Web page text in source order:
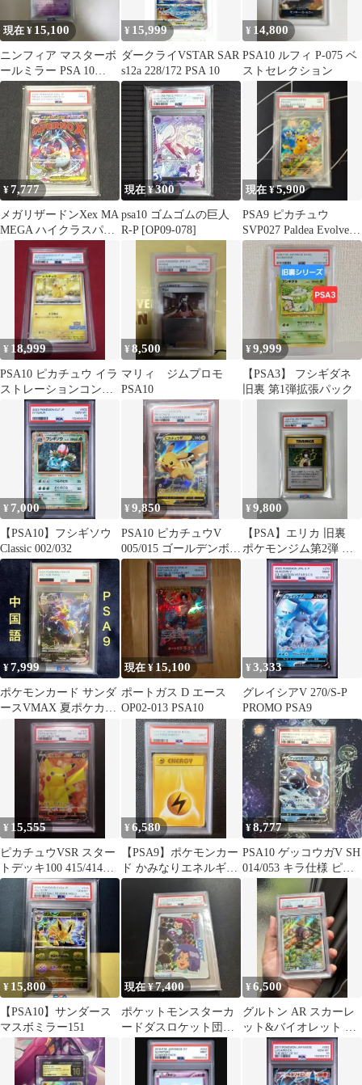
現在 ¥ 15,100
ニンフィア マスターボ
ールミラー PSA 10
GEM MT
¥ 15,999
ダークライVSTAR SAR
s12a 228/172 PSA 10
¥ 14,800
PSA10 ルフィ P-075 ベ
ストセレクション
¥7,777
メガリザードンXex MA
MEGA ハイクラスパッ
クドリーム PSA9
現在 ¥300
psa10 ゴムゴムの巨人
R-P [OP09-078]
現在 ¥5,900
PSA9 ピカチュウ
SVP027 Paldea Evolved
ET
¥ 18,999
PSA10 ピカチュウ イラ
ストレーションコンテ
スト 2024 242/SV-P
¥8,500
マリィ ジムプロモ
PSA10
¥9,999
【PSA3】 フシギダネ
旧裏 第1弾拡張パック
¥ 7,000
【PSA10】フシギソウ
Classic 002/032
¥9,850
PSA10 ピカチュウV
005/015 ゴールデンボッ
クス 25th ポケカ
¥9,800
【PSA】エリカ 旧裏
ポケモンジム第2弾 ポ
ケモンカード
¥7,999
ポケモンカード サンダ
ースVMAX 夏ポケカ
プロモ 中国語 PSA9
現在 ¥15,100
ポートガス D エース
OP02-013 PSA10
¥3,333
グレイシアV 270/S-P
PROMO PSA9
¥ 15,555
ピカチュウVSR スター
トデッキ100 415/414
PSA9
¥6,580
【PSA9】ポケモンカー
ド かみなりエネルギー
旧裏 pokemoncard
¥8,777
PSA10 ゲッコウガV SH
014/053 キラ仕様 ピカ
チュウマーク
¥ 15,800
【PSA10】サンダース
マスボミラー151
現在 ¥7,400
ポケットモンスターカ
ードダスロケット団明
日に向かって撃て
104PSA8
¥6,500
グルトン AR スカーレ
ット&バイオレット 拡
張パック PSA 10